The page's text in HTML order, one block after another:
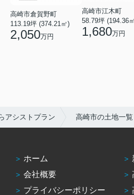
高崎市倉賀野町
113.19坪 (374.21㎡)
2,050万円
高崎市江木町
58.79坪 (194.36
1,680万円
アシストプラン 高崎市の土地一覧
ホーム
会社概要
プライバシーポリシー